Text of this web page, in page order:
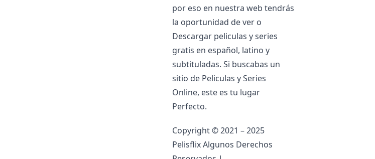
por eso en nuestra web tendrás
la oportunidad de ver o
Descargar peliculas y series
gratis en español, latino y
subtituladas. Si buscabas un
sitio de Peliculas y Series
Online, este es tu lugar
Perfecto.
Copyright © 2021 – 2025
Pelisflix Algunos Derechos